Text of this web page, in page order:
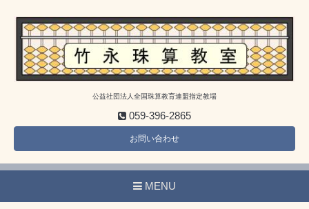
公益社団法人全国珠算教育連盟指定教場
059-396-2865
お問い合わせ
MENU